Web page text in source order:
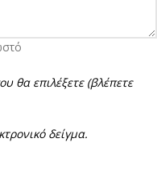
θα επιλέξετε (βλέπετε
δείγμα.